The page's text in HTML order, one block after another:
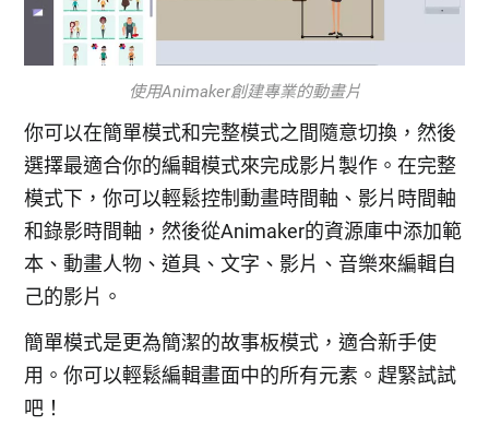
使用Animaker創建專業的動畫片
你可以在簡單模式和完整模式之間隨意切換，然後
選擇最適合你的編輯模式來完成影片製作。在完整
模式下，你可以輕鬆控制動畫時間軸、影片時間軸
和錄影時間軸，然後從Animaker的資源庫中添加範
本、動畫人物、道具、文字、影片、音樂來編輯自
己的影片。
簡單模式是更為簡潔的故事板模式，適合新手使
用。你可以輕鬆編輯畫面中的所有元素。趕緊試試
吧！